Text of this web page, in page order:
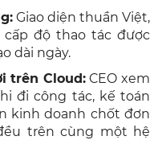
Giao diện thuần Việt,
độ thao tác được
dài ngày.
trên Cloud:CEO xem
đi công tác, kế toán
kinh doanh chốt đơn
trên cùng một hệ